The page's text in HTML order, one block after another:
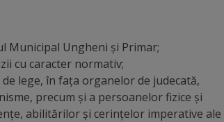
Municipal Ungheni şi Primar;
cu caracter normativ;
lege, în faţa organelor de judecată,
precum şi a persoanelor fizice şi
abilitărilor şi cerinţelor imperative ale